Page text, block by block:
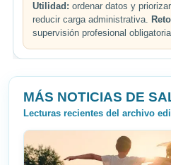
Utilidad: ordenar datos y
reducir carga administrativa.
supervisión profesional
MÁS NOTICIAS DE
Lecturas recientes del archivo